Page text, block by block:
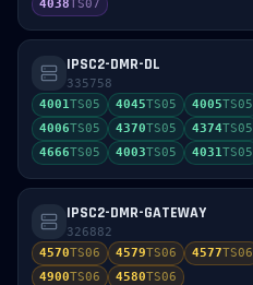
4038TS07
IPSC2-DMR-DL
335758
4001TS05 4045TS05 4005TS05
4006TS05 4370TS05 4374TS05
4666TS05 4003TS05 4031TS05
IPSC2-DMR-GATEWAY
326882
4570TS06 4579TS06 4577TS06
4900TS06 4580TS06